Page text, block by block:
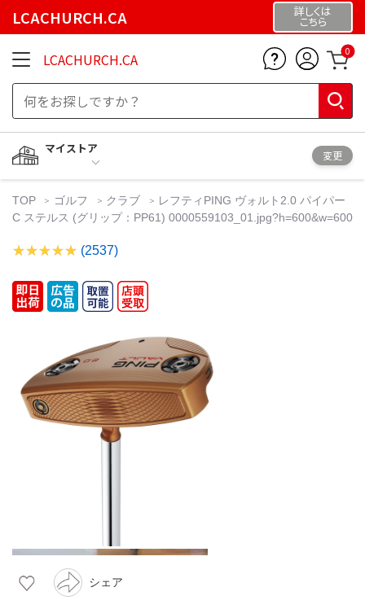
LCACHURCH.CA 詳しくは
こちら
LCACHURCH.CA 0
マイストア
変更
TOP ゴルフ クラブ
レフティPING ヴォルト2.0 パイパー
C ステルス (グリップ：PP61) 0000559103_01.jpg?h=600&w=600
(2537)
シェア